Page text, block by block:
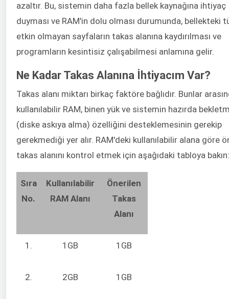
azaltır. Bu, sistemin daha fazla bellek kaynağına ihtiyaç
duyması ve RAM'in dolu olması durumunda, bellekteki
etkin olmayan sayfaların takas alanına kaydırılması ve
programların kesintisiz çalışabilmesi anlamına gelir.
Ne Kadar Takas Alanına İhtiyacım Var?
Takas alanı miktarı birkaç faktöre bağlıdır. Bunlar
kullanılabilir RAM, binen yük ve sistemin hazırda
(diske askıya alma) özelliğini desteklemesinin gerekip
gerekmediği yer alır. RAM'deki kullanılabilir alana göre
takas alanını kontrol etmek için aşağıdaki tabloya bakın:
Sıra
No.
Kullanılabilir
RAM Alanı
Önerilen
Takas
Alanı
1. 1GB 1GB
2. 2GB 1GB